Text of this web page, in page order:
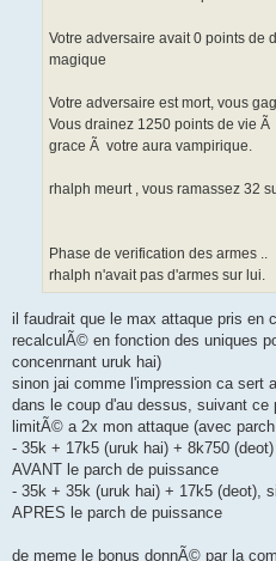
Votre adversaire avait 0 points de
magique
Votre adversaire est mort, vous
Vous drainez 1250 points de vie
grace Ã votre aura vampirique.
rhalph meurt , vous ramassez 32
Phase de verification des armes ..
rhalph n'avait pas d'armes sur lui.
il faudrait que le max attaque pris en
recalculÃ© en fonction des uniques
concenrnant uruk hai)
sinon jai comme l'impression ca sert a
dans le coup d'au dessus, suivant ce
limitÃ© a 2x mon attaque (avec
- 35k + 17k5 (uruk hai) + 8k750
AVANT le parch de puissance
- 35k + 35k (uruk hai) + 17k5 (deot),
APRES le parch de puissance
de meme le bonus donnÃ© par la